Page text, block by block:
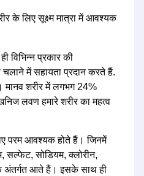
के लिए सूक्ष्म मात्रा में आवश्यक
विभिन्न प्रकार की
में सहायता प्रदान करते हैं.
मानव शरीर में लगभग 24%
लवण हमारे शरीर का महत्व
परम आवश्यक होते हैं। जिनमें
सल्फेट, सोडियम, क्लोरीन,
अंतर्गत आते हैं। इसके साथ ही